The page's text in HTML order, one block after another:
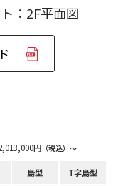
円（税込）〜
島型
T字島型